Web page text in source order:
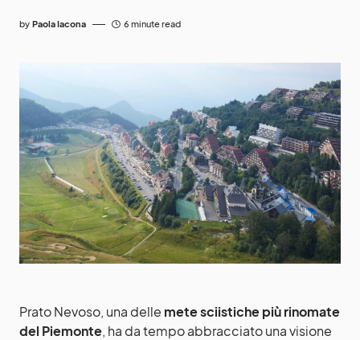
by Paola Iacona 6 minute read
Prato Nevoso, una delle mete sciistiche più rinomate
del Piemonte, ha da tempo abbracciato una visione